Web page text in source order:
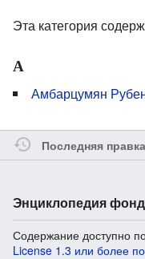
Эта категория
А
Амбарцумян
Последняя
Энциклопедия
Содержание доступно
License 1.3 или более